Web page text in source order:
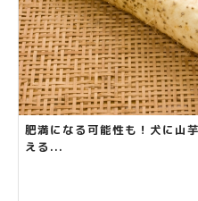
肥満になる可能性も！犬に山
える...